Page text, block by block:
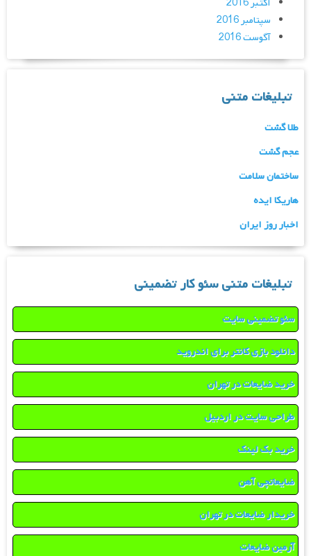
سپتامبر 2016
آگوست 2016
تبلیغات متنی
طلا گشت
عجم گشت
ساختمان سلامت
هاریکا ایده
اخبار روز ایران
تبلیغات متنی سئو کار تضمینی
سئو تضمینی سایت
دانلود بازی کانتر برای اندروید
خرید ضایعات در تهران
طراحی سایت در اردبیل
خرید بک لینک
ضایعاتچی آهن
خریدار ضایعات در تهران
آرمین ضایعات